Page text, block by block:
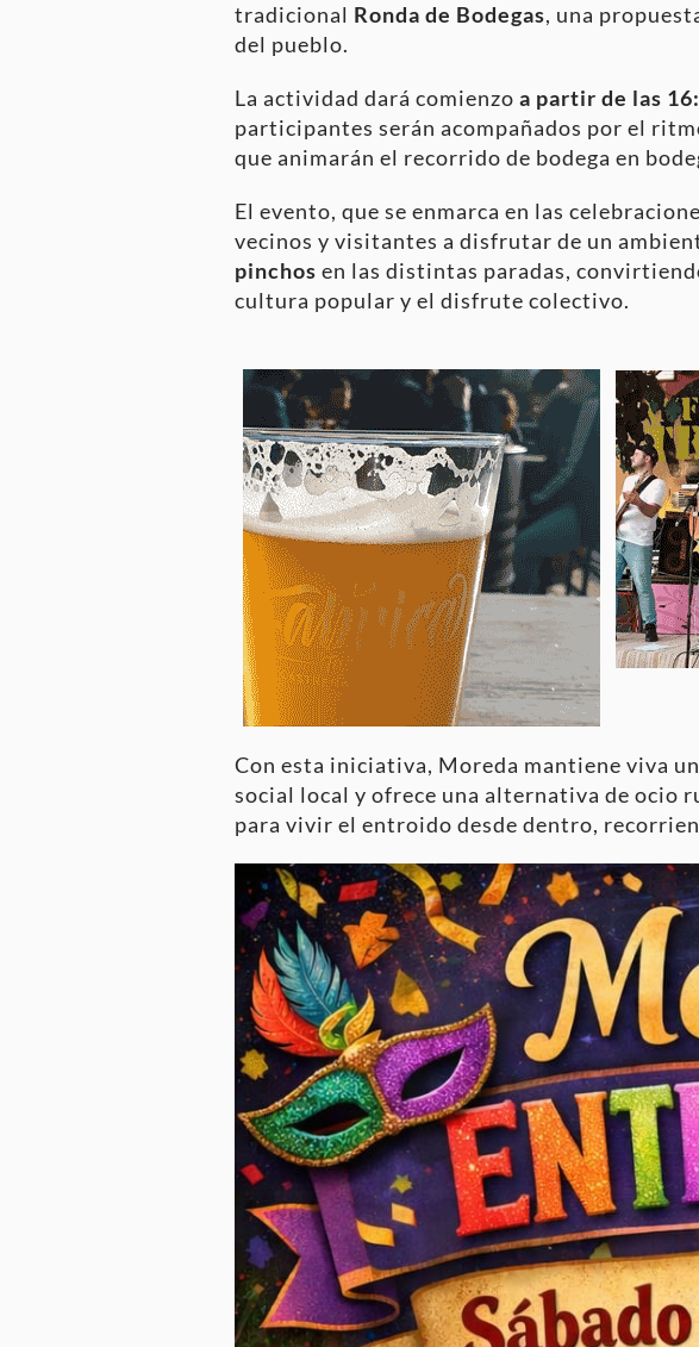
tradicional Ronda de Bodegas, una
del pueblo.
La actividad dará comienzo a partir de las
participantes serán acompañados por el
que animarán el recorrido de bodega en
El evento, que se enmarca en las
vecinos y visitantes a disfrutar de un
pinchos en las distintas paradas,
cultura popular y el disfrute colectivo.
Con esta iniciativa, Moreda mantiene viva
social local y ofrece una alternativa de ocio
para vivir el entroido desde dentro,